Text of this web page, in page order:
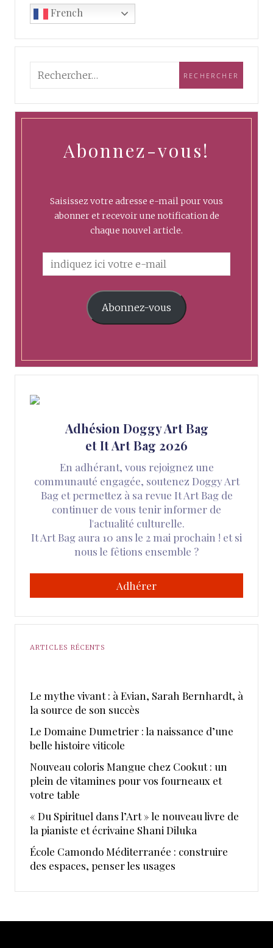
French
Abonnez-vous!
Saisissez votre adresse e-mail pour vous
abonner et recevoir une notification de
chaque nouvel article.
Abonnez-vous
Adhésion Doggy Art Bag
et It Art Bag 2026
En adhérant, vous rejoignez une
communauté engagée, soutenez Doggy Art
Bag et permettez à sa revue It Art Bag de
continuer de vous tenir informer de
l'actualité culturelle.
It Art Bag aura 10 ans le 2 mai prochain ! et si
nous le fêtions ensemble ?
Adhérer
ARTICLES RÉCENTS
Le mythe vivant : à Evian, Sarah Bernhardt, à
la source de son succès
Le Domaine Dumetrier : la naissance d’une
belle histoire viticole
Nouveau coloris Mangue chez Cookut : un
plein de vitamines pour vos fourneaux et
votre table
« Du Spirituel dans l’Art » le nouveau livre de
la pianiste et écrivaine Shani Diluka
École Camondo Méditerranée : construire
des espaces, penser les usages